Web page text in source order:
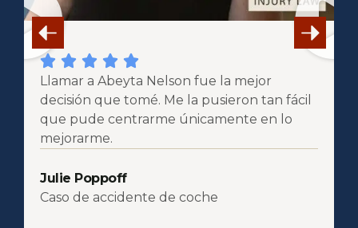
Llamar a Abeyta Nelson fue la mejor
decisión que tomé. Me la pusieron tan fácil
que pude centrarme únicamente en lo
mejorarme.
Julie Poppoff
Caso de accidente de coche